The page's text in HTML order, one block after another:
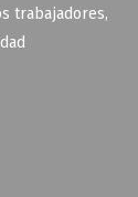
trabajadores,